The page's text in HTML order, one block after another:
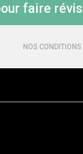
faire
NOS CONDITIONS